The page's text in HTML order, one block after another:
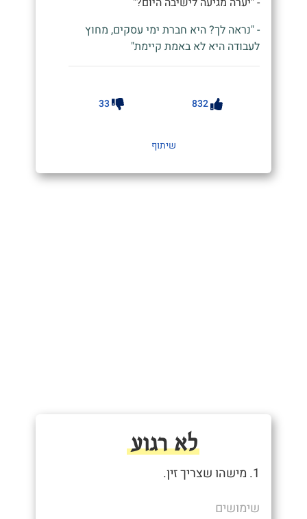
- "נראה לך? היא חברת ימי עסקים, מחוץ
לעבודה היא לא באמת קיימת"
832
33
שיתוף
לא רגוע
1. מישהו שצריך זין.
שימושים